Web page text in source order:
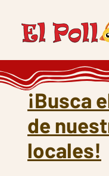
¡Busca
de
locales!